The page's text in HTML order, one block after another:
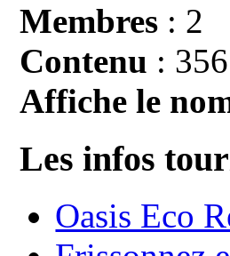
Membres : 2
Contenu :
Affiche le
Les infos
Oasis Eco